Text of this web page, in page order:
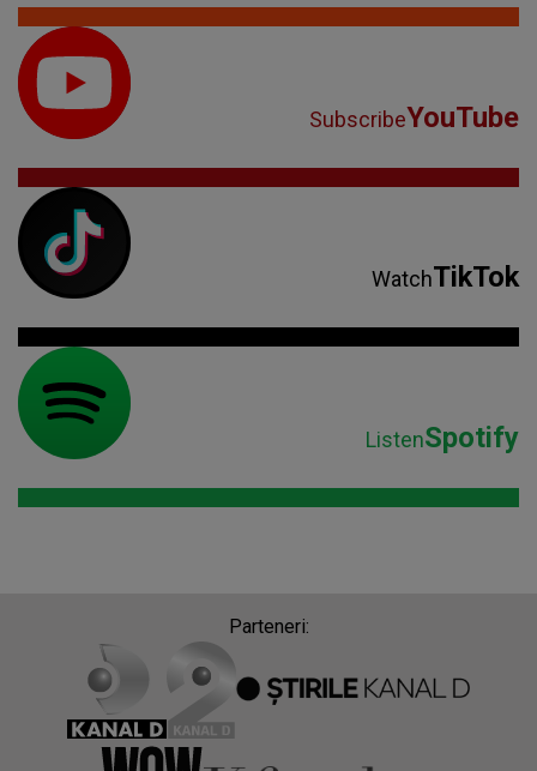
SubscribeYouTube
WatchTikTok
ListenSpotify
Parteneri: